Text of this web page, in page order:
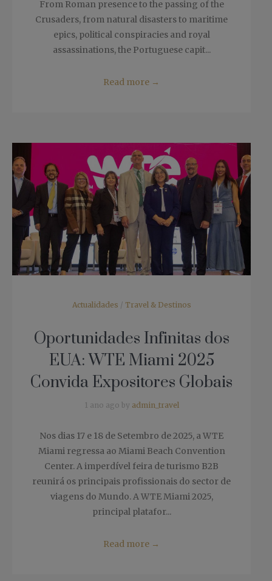
From Roman presence to the passing of the
Crusaders, from natural disasters to maritime
epics, political conspiracies and royal
assassinations, the Portuguese capit...
Read more →
Actualidades / Travel & Destinos
Oportunidades Infinitas dos
EUA: WTE Miami 2025
Convida Expositores Globais
1 ano ago by admin_travel
Nos dias 17 e 18 de Setembro de 2025, a WTE
Miami regressa ao Miami Beach Convention
Center. A imperdível feira de turismo B2B
reunirá os principais profissionais do sector de
viagens do Mundo. A WTE Miami 2025,
principal platafor...
Read more →